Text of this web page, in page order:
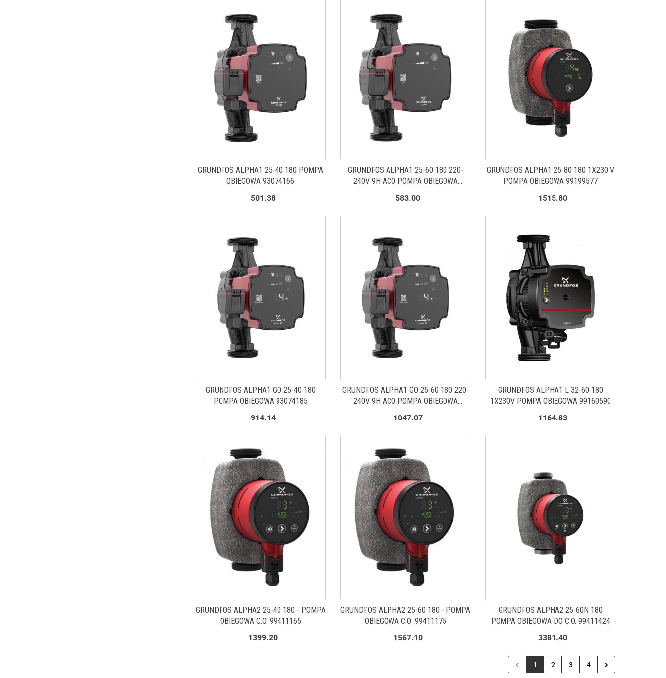
GRUNDFOS ALPHA1 25-40 180 POMPA
OBIEGOWA 93074166
501.38
GRUNDFOS ALPHA1 25-60 180 220-
240V 9H AC0 POMPA OBIEGOWA
583.00
GRUNDFOS ALPHA1 25-80 180 1X230 V
POMPA OBIEGOWA 99199577
1515.80
GRUNDFOS ALPHA1 GO 25-40 180
POMPA OBIEGOWA 93074185
914.14
Produkt niedostępny
GRUNDFOS ALPHA1 GO 25-60 180 220-
240V 9H AC0 POMPA OBIEGOWA
1047.07
GRUNDFOS ALPHA1 L 32-60 180
1X230V POMPA OBIEGOWA 99160590
1164.83
GRUNDFOS ALPHA2 25-40 180 - POMPA
OBIEGOWA C.O. 99411165
1399.20
GRUNDFOS ALPHA2 25-60 180 - POMPA
OBIEGOWA C.O .99411175
1567.10
GRUNDFOS ALPHA2 25-60N 180
POMPA OBIEGOWA DO C.O. 99411424
3381.40
1 2 3 4